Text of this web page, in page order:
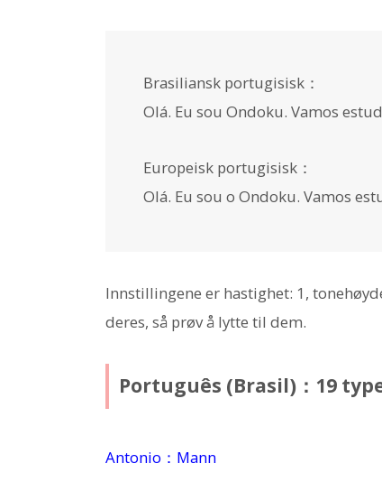
Brasiliansk portugisisk：
Olá. Eu sou Ondoku. Vamos
Europeisk portugisisk：
Olá. Eu sou o Ondoku. Vamos
Innstillingene er hastighet: 1,
deres, så prøv å lytte til dem.
Português (Brasil)：19
Antonio：Mann